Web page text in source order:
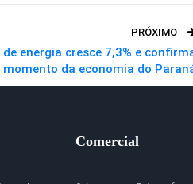
PRÓXIMO
energia cresce 7,3% e
momento da economia do
Comercial